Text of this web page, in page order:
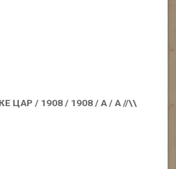
ЦАР / 1908 / 1908 / А / А //\\